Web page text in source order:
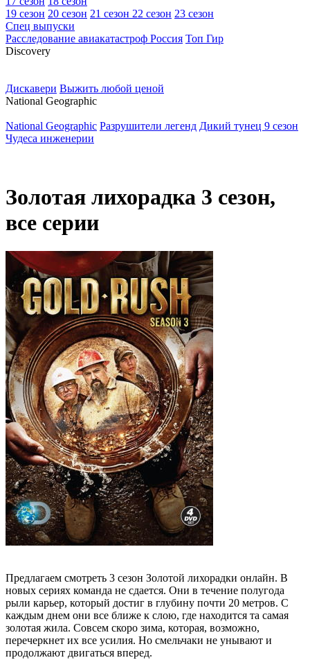
19 сезон 20 сезон 21 сезон 22 сезон 23 сезон
Спец выпуски
Расследование авиакатастроф Россия Топ Гир
Discovery
Дискавери Выжить любой ценой
National Geographic
National Geographic Разрушители легенд Дикий тунец 9 сезон
Чудеса инженерии
Золотая лихорадка 3 сезон,
все серии
Предлагаем смотреть 3 сезон Золотой лихорадки онлайн. В
новых сериях команда не сдается. Они в течение полугода
рыли карьер, который достиг в глубину почти 20 метров. С
каждым днем они все ближе к слою, где находится та самая
золотая жила. Совсем скоро зима, которая, возможно,
перечеркнет их все усилия. Но смельчаки не унывают и
продолжают двигаться вперед.